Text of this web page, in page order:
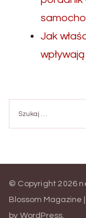
Jak
© Copyright 2026
Blossom Magazine
by WordPress.